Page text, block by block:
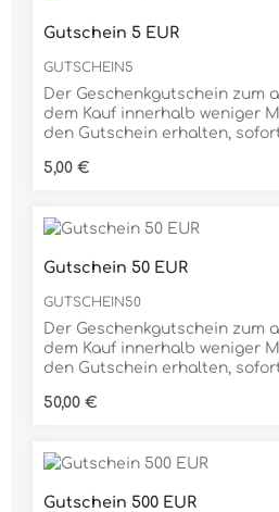
Gutschein 5 EUR
GUTSCHEIN5
Der Geschenkgutschein zum
dem Kauf innerhalb weniger
den Gutschein erhalten,
unterschiedlichen Produkten
Regulärer Preis:
5,00 €
Gutschein 50 EUR
GUTSCHEIN50
Der Geschenkgutschein zum
dem Kauf innerhalb weniger
den Gutschein erhalten,
unterschiedlichen Produkten
Regulärer Preis:
50,00 €
Gutschein 500 EUR